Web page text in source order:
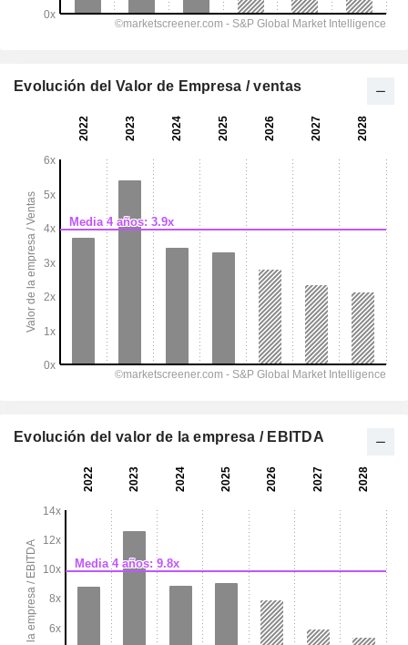
Evolución del Valor de Empresa / ventas
Evolución del valor de la empresa / EBITDA